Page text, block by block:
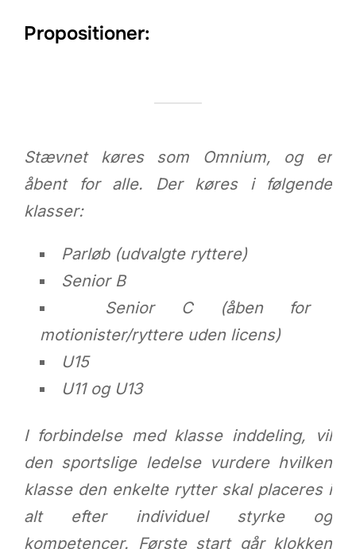
Propositioner:
Stævnet køres som Omnium, og er
åbent for alle. Der køres i følgende
klasser:
Parløb (udvalgte ryttere)
Senior B
Senior C (åben for
motionister/ryttere uden licens)
U15
U11 og U13
I forbindelse med klasse inddeling, vil
den sportslige ledelse vurdere hvilken
klasse den enkelte rytter skal placeres i
alt efter individuel styrke og
kompetencer. Første start går klokken